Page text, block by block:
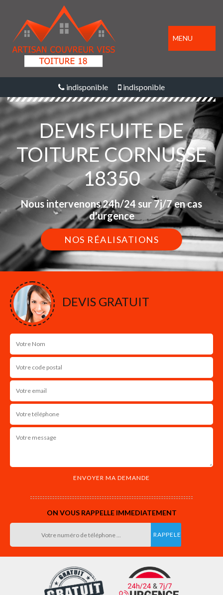
MENU
indisponible indisponible
DEVIS FUITE DE
TOITURE CORNUSSE
18350
Nous intervenons 24h/24 sur 7j/7 en cas
d'urgence
NOS RÉALISATIONS
DEVIS GRATUIT
ON VOUS RAPPELLE IMMEDIATEMENT